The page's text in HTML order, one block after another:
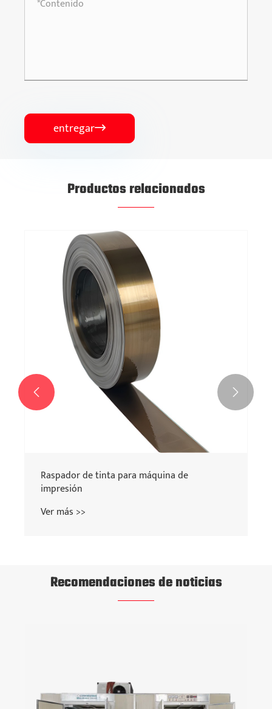
entregar
Productos relacionados
Raspador de tinta para máquina de
impresión
Ver más >>
 
Recomendaciones de noticias